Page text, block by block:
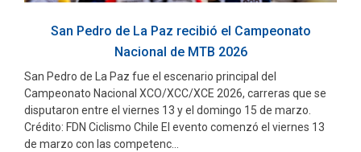
San Pedro de La Paz recibió el Campeonato
Nacional de MTB 2026
San Pedro de La Paz fue el escenario principal del
Campeonato Nacional XCO/XCC/XCE 2026, carreras que se
disputaron entre el viernes 13 y el domingo 15 de marzo.
Crédito: FDN Ciclismo Chile El evento comenzó el viernes 13
de marzo con las competenc...